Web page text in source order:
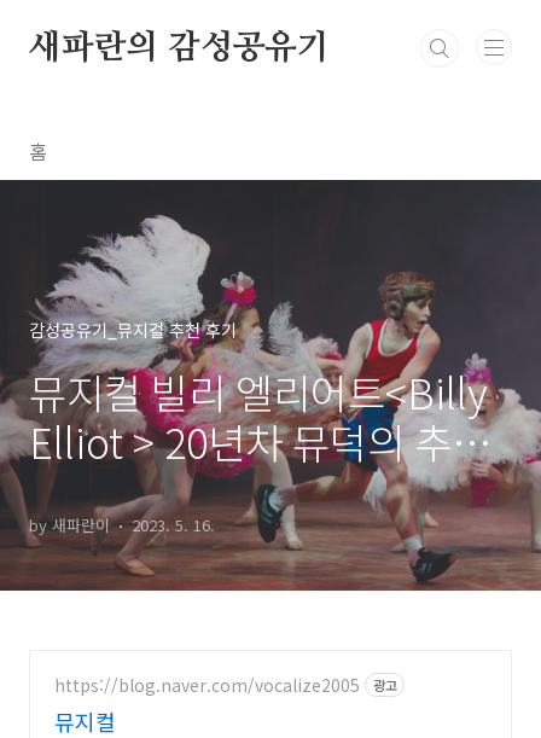
새파란의 감성공유기
홈
감성공유기_뮤지컬 추천 후기
뮤지컬 빌리 엘리어트<Billy
Elliot > 20년차 뮤덕의 추천
후기 좌석 예매
by 새파란이 2023. 5. 16.
https://blog.naver.com/vocalize2005 광고
뮤지컬